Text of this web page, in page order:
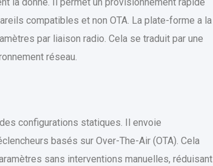
compatibles et non OTA. La plate-forme a la
par liaison radio. Cela se traduit par une
réseau.
configurations statiques. Il envoie
basés sur Over-The-Air (OTA). Cela
sans interventions manuelles, réduisant